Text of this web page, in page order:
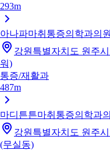
293m
아나파마취통증의학과의원
강원특별자치도 원주
워)
통증/재활과
487m
마디튼튼마취통증의학과
강원특별자치도 원주
(무실동)